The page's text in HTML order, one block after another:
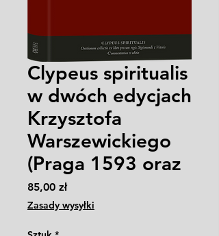
Clypeus spiritualis
w dwóch edycjach
Krzysztofa
Warszewickiego
(Praga 1593 oraz
85,00 złCena
Zasady wysyłki